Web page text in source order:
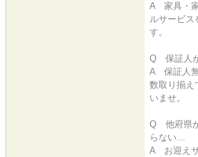
A 家具・
ルサービス
す。
Q 保証人
A 保証人
数取り揃え
いませ。
Q 他府県
らない…
A お迎えサ